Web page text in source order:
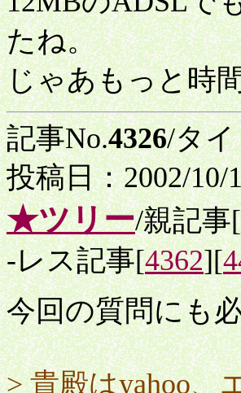
たね。
じゃあもっと時
記事No.4326/タ
投稿日：2002/10/
★ツリー/親記事[
-レス記事[4362][
今回の質問にも
> 貴殿はyahoo